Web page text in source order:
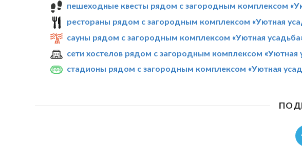
пешеходные квесты рядом с загородным комплексом
рестораны рядом с загородным комплексом «Уютная
сауны рядом с загородным комплексом «Уютная
сети хостелов рядом с загородным комплексом «Уютная
стадионы рядом с загородным комплексом «Уютная